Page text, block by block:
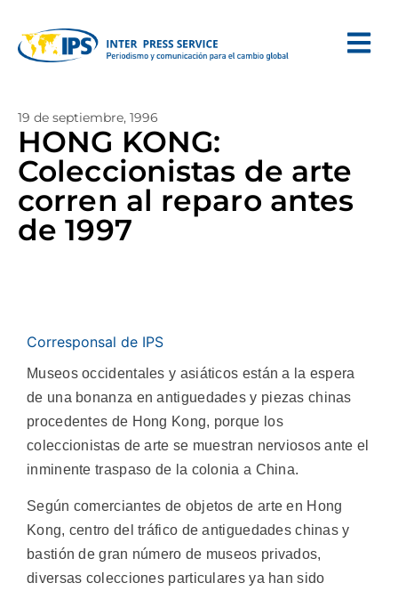
19 de septiembre, 1996
HONG KONG:
Coleccionistas de arte
corren al reparo antes
de 1997
Corresponsal de IPS
Museos occidentales y asiáticos están a la espera
de una bonanza en antiguedades y piezas chinas
procedentes de Hong Kong, porque los
coleccionistas de arte se muestran nerviosos ante el
inminente traspaso de la colonia a China.
Según comerciantes de objetos de arte en Hong
Kong, centro del tráfico de antiguedades chinas y
bastión de gran número de museos privados,
diversas colecciones particulares ya han sido